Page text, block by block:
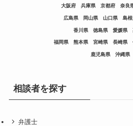
大阪府 兵庫県 京都府 奈良
広島県 岡山県 山口県 島
香川県 徳島県 愛媛県
福岡県 熊本県 宮崎県 長崎県
鹿児島県 沖縄県
相談者を探す
弁護士